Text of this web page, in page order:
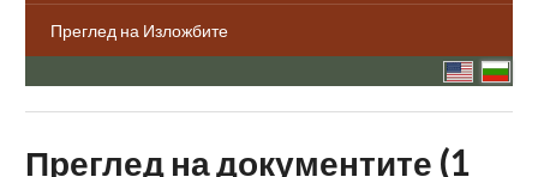
Преглед на Изложбите
Преглед на документите (1